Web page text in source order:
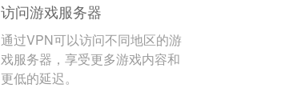
访问游戏服务器
通过VPN可以访问不同地区的游
戏服务器，享受更多游戏内容和
更低的延迟。